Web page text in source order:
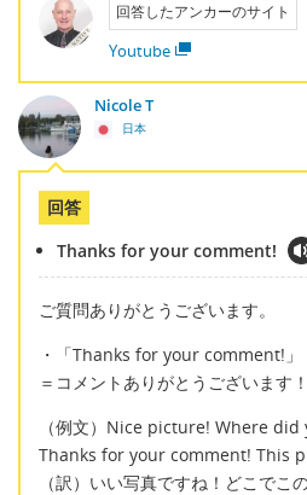
回答したアンカーのサイト
Youtube
Nicole T
日本
回答
Thanks for your comment!
ご質問ありがとうございます。
・「Thanks for your comment!」
＝コメントありがとうございます！
（例文）Nice picture! Where
Thanks for your comment! This
（訳）いい写真ですね！どこでこ